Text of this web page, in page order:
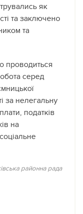
як
та заключено
та
проводиться
серед
за нелегальну
податків
на
районна рада